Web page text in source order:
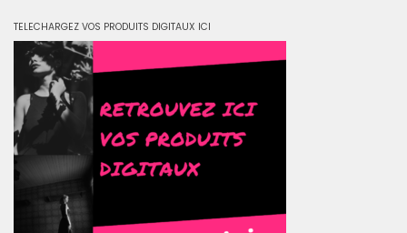
TELECHARGEZ VOS PRODUITS DIGITAUX ICI